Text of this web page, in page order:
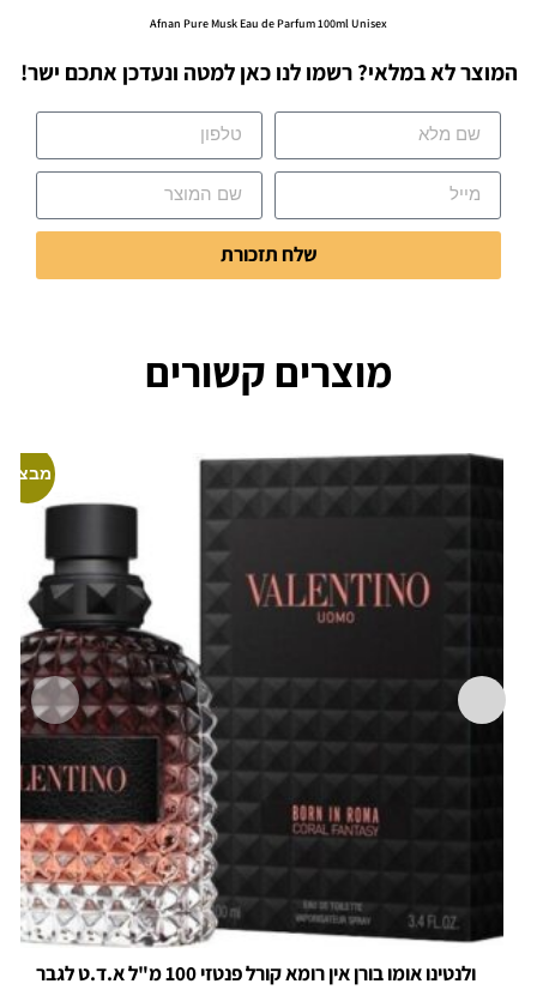
Afnan Pure Musk Eau de Parfum 100ml Unisex
המוצר לא במלאי? רשמו לנו כאן למטה ונעדכן אתכם ישר!
שלח תזכורת
מוצרים קשורים
מבצע!
ולנטינו אומו בורן אין רומא קורל פנטזי 100 מ"ל א.ד.ט לגבר